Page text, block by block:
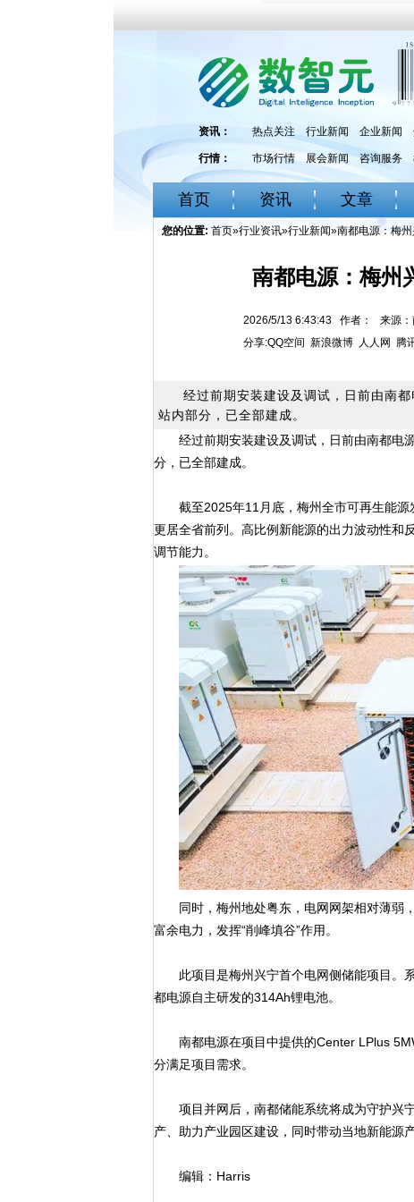
资讯： 热点关注 行业新闻 企业新闻
行情： 市场行情 展会新闻 咨询服务
首页 资讯 文章
您的位置: 首页»行业资讯»行业新闻»南都电源：梅
南都电源：梅州
2026/5/13 6:43:43 作者： 来源：
分享:QQ空间 新浪微博 人人网 腾
经过前期安装建设及调试，日前由南
站内部分，已全部建成。
经过前期安装建设及调试，日前由南都电
分，已全部建成。
截至2025年11月底，梅州全市可再生能源
更居全省前列。高比例新能源的出力波动性和
调节能力。
同时，梅州地处粤东，电网网架相对薄弱，
富余电力，发挥“削峰填谷”作用。
此项目是梅州兴宁首个电网侧储能项目。
都电源自主研发的314Ah锂电池。
南都电源在项目中提供的Center LPlus
分满足项目需求。
项目并网后，南都储能系统将成为守护兴宁
产、助力产业园区建设，同时带动当地新能源
编辑：Harris